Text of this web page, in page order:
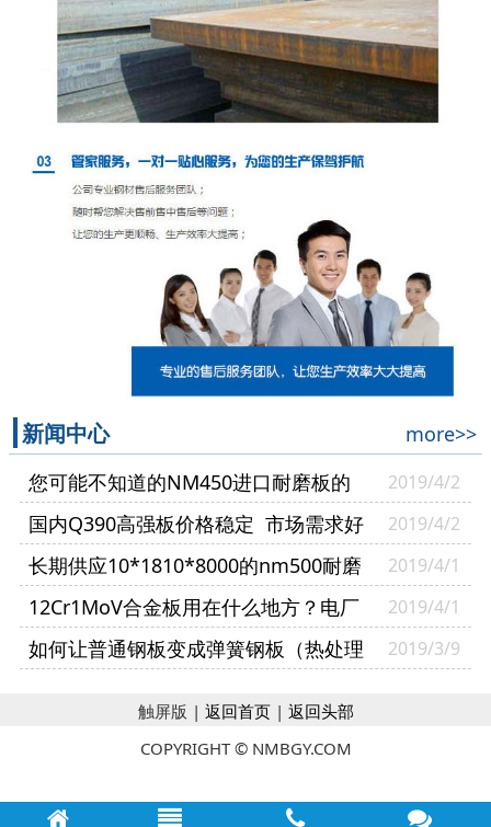
新闻中心
more>>
您可能不知道的NM450进口耐磨板的
基本性能介绍
2019/4/2
国内Q390高强板价格稳定 市场需求好
转
2019/4/2
长期供应10*1810*8000的nm500耐磨
钢板市场供需弱势平衡
2019/4/1
12Cr1MoV合金板用在什么地方？电厂
选用12Cr1MoV合金板怎样
2019/4/1
如何让普通钢板变成弹簧钢板（热处理
2019/3/9
触屏版 | 返回首页| 返回头部
COPYRIGHT © NMBGY.COM